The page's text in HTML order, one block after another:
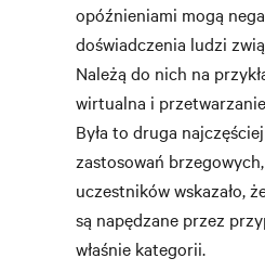
opóźnieniami mogą
doświadczenia ludzi
Należą do nich na
wirtualna i
Była to druga
zastosowań
uczestników wskazało,
są napędzane przez
właśnie kategorii.